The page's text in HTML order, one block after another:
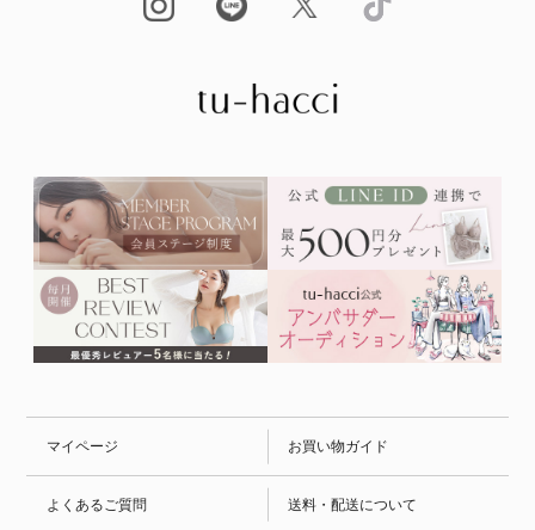
マイページ お買い物ガイド
よくあるご質問 送料・配送について